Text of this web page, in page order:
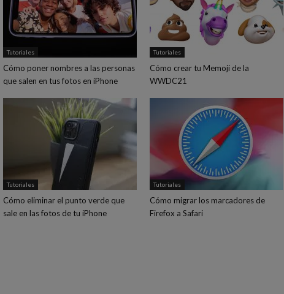
Tutoriales
Cómo poner nombres a las personas
que salen en tus fotos en iPhone
Tutoriales
Cómo crear tu Memoji de la
WWDC21
Tutoriales
Cómo eliminar el punto verde que
sale en las fotos de tu iPhone
Tutoriales
Cómo migrar los marcadores de
Firefox a Safari